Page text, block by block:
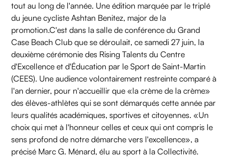
tout au long de l'année. Une édition marquée par le triplé
du jeune cycliste Ashtan Benitez, major de la
promotion.‍C'est dans la salle de conférence du Grand
Case Beach Club que se déroulait, ce samedi 27 juin, la
deuxième cérémonie des Rising Talents du Centre
d'Excellence et d'Éducation par le Sport de Saint-Martin
(CEES). Une audience volontairement restreinte comparé à
l'an dernier, pour n'accueillir que «la crème de la crème»
des élèves-athlètes qui se sont démarqués cette année par
leurs qualités académiques, sportives et citoyennes. «Un
choix qui met à l'honneur celles et ceux qui ont compris le
sens profond de notre démarche vers l'excellence», a
précisé Marc G. Ménard, élu au sport à la Collectivité.